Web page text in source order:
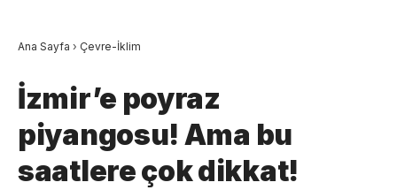
Ana Sayfa › Çevre-İklim
İzmir’e poyraz
piyangosu! Ama bu
saatlere çok dikkat!